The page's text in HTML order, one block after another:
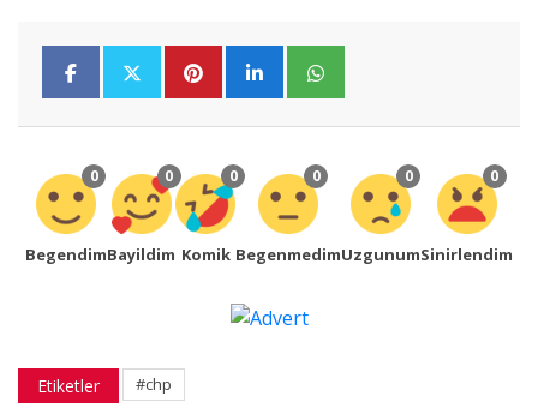
0
Begendim
0
Bayildim
0
Komik
0
Begenmedim
0
Uzgunum
0
Sinirlendim
Etiketler #chp